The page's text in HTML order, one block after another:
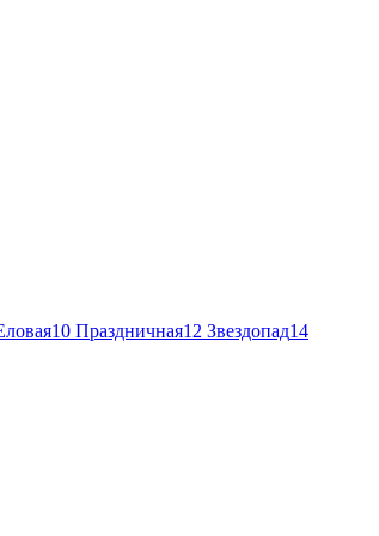
10 Праздничная12 Звездопад14